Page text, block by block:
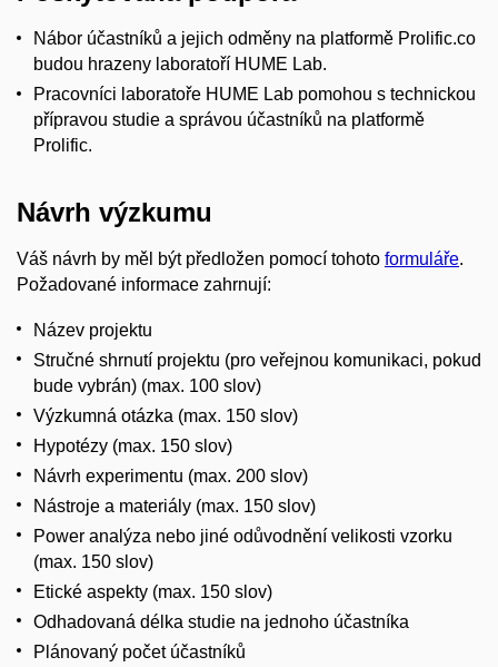
Nábor účastníků a jejich odměny na platformě Prolific.co
budou hrazeny laboratoří HUME Lab.
Pracovníci laboratoře HUME Lab pomohou s technickou
přípravou studie a správou účastníků na platformě
Prolific.
Návrh výzkumu
Váš návrh by měl být předložen pomocí tohoto formuláře.
Požadované informace zahrnují:
Název projektu
Stručné shrnutí projektu (pro veřejnou komunikaci, pokud
bude vybrán) (max. 100 slov)
Výzkumná otázka (max. 150 slov)
Hypotézy (max. 150 slov)
Návrh experimentu (max. 200 slov)
Nástroje a materiály (max. 150 slov)
Power analýza nebo jiné odůvodnění velikosti vzorku
(max. 150 slov)
Etické aspekty (max. 150 slov)
Odhadovaná délka studie na jednoho účastníka
Plánovaný počet účastníků